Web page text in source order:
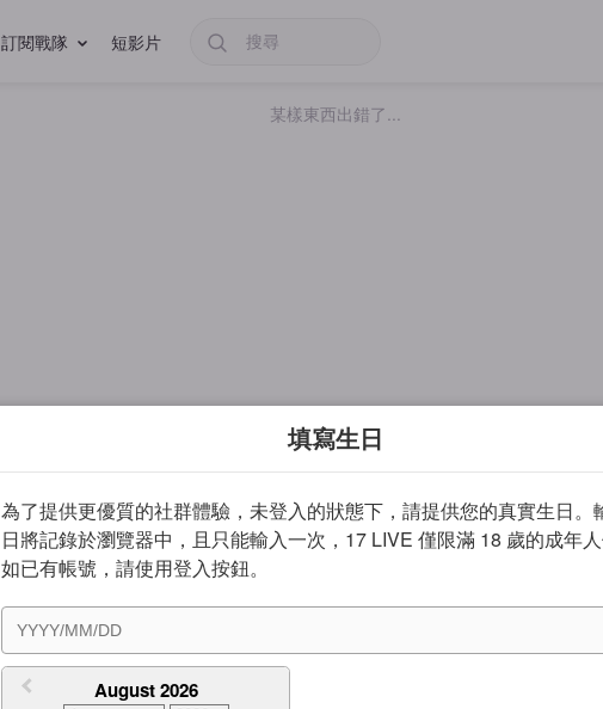
訂閱戰隊 短影片
某樣東西出錯了...
填寫生日
為了提供更優質的社群體驗，未登入的狀態下，請提供您的真實生日。
日將記錄於瀏覽器中，且只能輸入一次，17 LIVE 僅限滿 18 歲的成年人
如已有帳號，請使用登入按鈕。
August 2026
我同意 服務條款與隱私權政策